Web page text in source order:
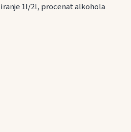
1l/2l, procenat alkohola